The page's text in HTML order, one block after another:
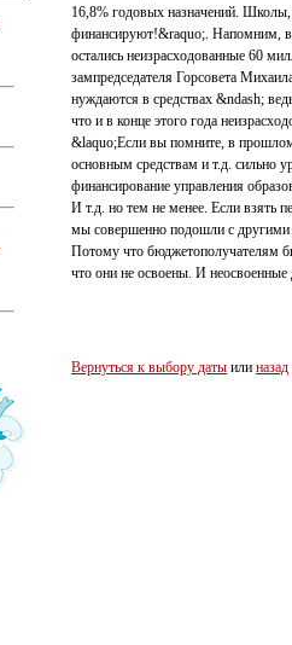
16,8% годовых назначений.
финансируют!&raquo;. Напомним, в
остались неизрасходованные 60
зампредседателя Горсовета
нуждаются в средствах &ndash;
что и в конце этого года
&laquo;Если вы помните, в
основным средствам и т.д. сильно
финансирование управления
И т.д. но тем не менее. Если взять
мы совершенно подошли с
Потому что бюджетополучателям
что они не освоены. И
Вернуться к выбору даты или назад